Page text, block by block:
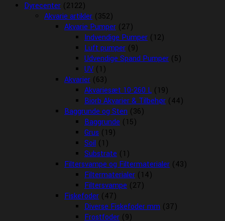
Dyrecenter (2122)
Akvarie artikler (352)
Akvarie Pumper (27)
Indvendige Pumper (12)
Luft pumper (9)
Udvendige Spand Pumper (5)
UV (1)
Akvarier (63)
Akvariesæt 10-260 L (19)
Biorb Akvarier & Tilbehør (44)
Baggrunde og Sten (36)
Baggrunde (15)
Grus (19)
Soil (1)
Substrate (1)
Filtersvampe og Filtermaterialer (43)
Filtermaterialer (14)
Filtersvampe (27)
Fiskefoder (47)
Diverse Fiskefoder mm (37)
Frostfoder (9)